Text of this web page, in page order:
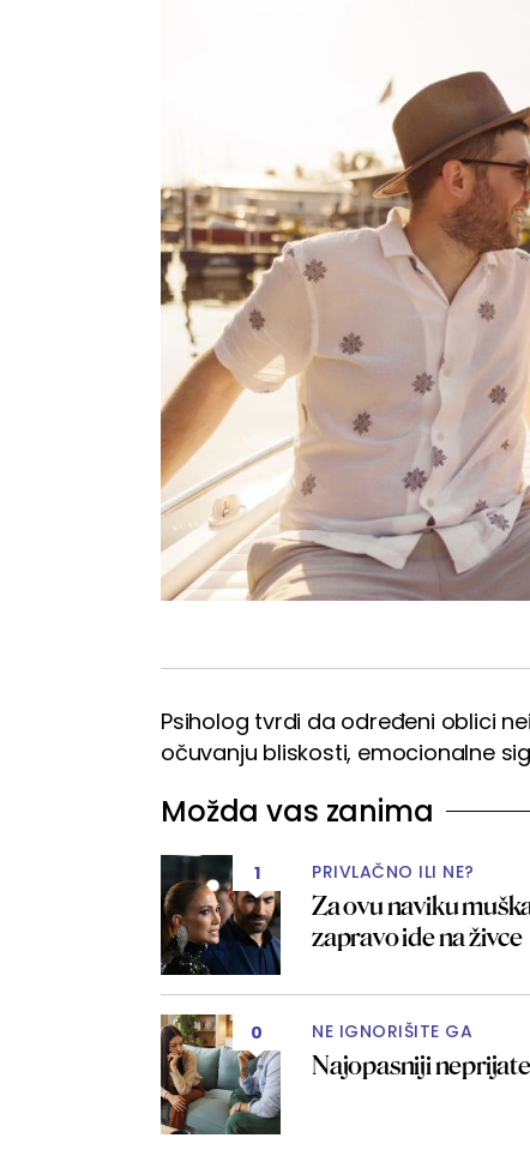
Psiholog tvrdi da određeni oblici
očuvanju bliskosti, emocionalne
Možda vas zanima
1 PRIVLAČNO ILI NE?
Za ovu naviku
zapravo ide na živce
0 NE IGNORIŠITE GA
Najopasniji